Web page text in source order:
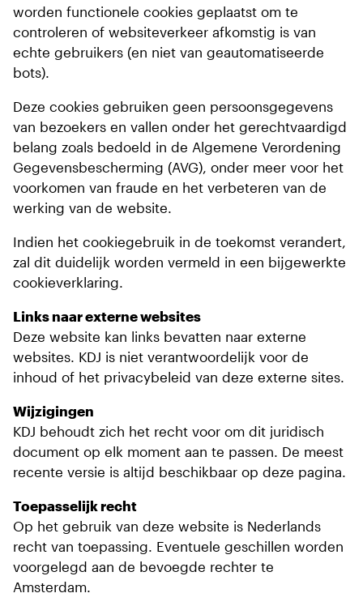
worden functionele cookies geplaatst om te
controleren of websiteverkeer afkomstig is van
echte gebruikers (en niet van geautomatiseerde
bots).
Deze cookies gebruiken geen persoonsgegevens
van bezoekers en vallen onder het gerechtvaardigd
belang zoals bedoeld in de Algemene Verordening
Gegevensbescherming (AVG), onder meer voor het
voorkomen van fraude en het verbeteren van de
werking van de website.
Indien het cookiegebruik in de toekomst verandert,
zal dit duidelijk worden vermeld in een bijgewerkte
cookieverklaring.
Links naar externe websites
Deze website kan links bevatten naar externe
websites. KDJ is niet verantwoordelijk voor de
inhoud of het privacybeleid van deze externe sites.
Wijzigingen
KDJ behoudt zich het recht voor om dit juridisch
document op elk moment aan te passen. De meest
recente versie is altijd beschikbaar op deze pagina.
Toepasselijk recht
Op het gebruik van deze website is Nederlands
recht van toepassing. Eventuele geschillen worden
voorgelegd aan de bevoegde rechter te
Amsterdam.